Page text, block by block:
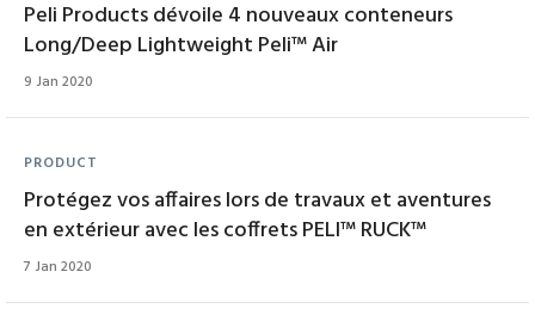
Peli Products dévoile 4 nouveaux conteneurs
Long/Deep Lightweight Peli™ Air
9 Jan 2020
PRODUCT
Protégez vos affaires lors de travaux et aventures
en extérieur avec les coffrets PELI™ RUCK™
7 Jan 2020